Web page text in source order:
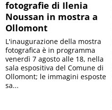
fotografie di Ilenia
Noussan in mostra a
Ollomont
L'inaugurazione della mostra
fotografica è in programma
venerdì 7 agosto alle 18, nella
sala espositiva del Comune di
Ollomont; le immagini esposte
sa...